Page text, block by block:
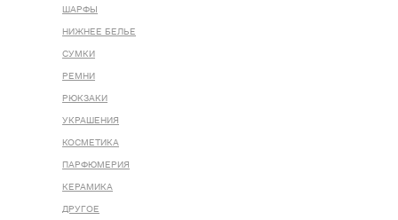
ШАРФЫ
НИЖНЕЕ БЕЛЬЕ
СУМКИ
РЕМНИ
РЮКЗАКИ
УКРАШЕНИЯ
КОСМЕТИКА
ПАРФЮМЕРИЯ
КЕРАМИКА
ДРУГОЕ